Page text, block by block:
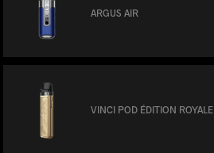
ARGUS AIR
VINCI POD ÉDITION ROYALE